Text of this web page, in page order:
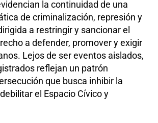
la continuidad de una
de criminalización, represión y
a restringir y sancionar el
a defender, promover y exigir
Lejos de ser eventos aislados,
reflejan un patrón
que busca inhibir la
el Espacio Cívico y